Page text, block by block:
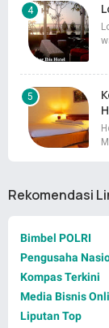
Rekomendasi
Bimbel POLRI
Pengusaha
Kompas Terkini
Media Bisnis
Liputan Top